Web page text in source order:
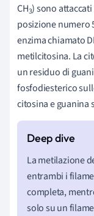
CH3) sono
posizione numero
enzima chiamato
metilcitosina. La
un residuo di
fosfodiesterico
citosina e guanina
La metilazione
entrambi i
completa,
solo su un